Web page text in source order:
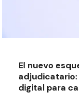
El nuevo
digital para